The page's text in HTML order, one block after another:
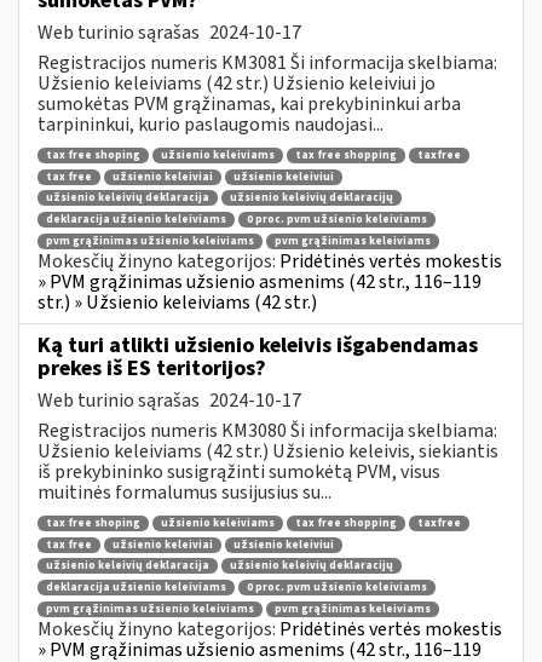
Web turinio sąrašas 2024-10-17
Registracijos numeris KM3081 Ši informacija skelbiama:
Užsienio keleiviams (42 str.) Užsienio keleiviui jo
sumokėtas PVM grąžinamas, kai prekybininkui arba
tarpininkui, kurio paslaugomis naudojasi...
tax free shoping užsienio keleiviams tax free shopping
taxfree
tax free
užsienio keleiviai
užsienio keleiviui
užsienio keleivių deklaracija
užsienio keleivių deklaracijų
deklaracija užsienio keleiviams
0 proc. pvm užsienio keleiviams
pvm grąžinimas užsienio keleiviams
pvm grąžinimas keleiviams
Mokesčių žinyno kategorijos: Pridėtinės vertės mokestis
» PVM grąžinimas užsienio asmenims (42 str., 116–119
str.) » Užsienio keleiviams (42 str.)
Ką turi atlikti užsienio keleivis išgabendamas
prekes iš ES teritorijos?
Web turinio sąrašas 2024-10-17
Registracijos numeris KM3080 Ši informacija skelbiama:
Užsienio keleiviams (42 str.) Užsienio keleivis, siekiantis
iš prekybininko susigrąžinti sumokėtą PVM, visus
muitinės formalumus susijusius su...
tax free shoping užsienio keleiviams tax free shopping
taxfree
tax free
užsienio keleiviai
užsienio keleiviui
užsienio keleivių deklaracija
užsienio keleivių deklaracijų
deklaracija užsienio keleiviams
0 proc. pvm užsienio keleiviams
pvm grąžinimas užsienio keleiviams
pvm grąžinimas keleiviams
Mokesčių žinyno kategorijos: Pridėtinės vertės mokestis
» PVM grąžinimas užsienio asmenims (42 str., 116–119